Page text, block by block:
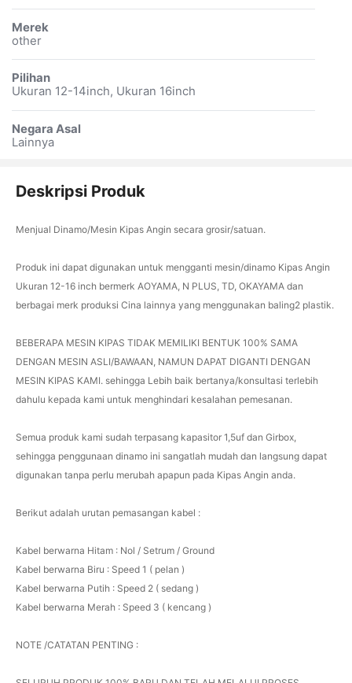
Merek
other
Pilihan
Ukuran 12-14inch, Ukuran 16inch
Negara Asal
Lainnya
Deskripsi Produk
Menjual Dinamo/Mesin Kipas Angin secara grosir/satuan.
Produk ini dapat digunakan untuk mengganti mesin/dinamo Kipas Angin
Ukuran 12-16 inch bermerk AOYAMA, N PLUS, TD, OKAYAMA dan
berbagai merk produksi Cina lainnya yang menggunakan baling2 plastik.
BEBERAPA MESIN KIPAS TIDAK MEMILIKI BENTUK 100% SAMA
DENGAN MESIN ASLI/BAWAAN, NAMUN DAPAT DIGANTI DENGAN
MESIN KIPAS KAMI. sehingga Lebih baik bertanya/konsultasi terlebih
dahulu kepada kami untuk menghindari kesalahan pemesanan.
Semua produk kami sudah terpasang kapasitor 1,5uf dan Girbox,
sehingga penggunaan dinamo ini sangatlah mudah dan langsung dapat
digunakan tanpa perlu merubah apapun pada Kipas Angin anda.
Berikut adalah urutan pemasangan kabel :
Kabel berwarna Hitam : Nol / Setrum / Ground
Kabel berwarna Biru : Speed 1 ( pelan )
Kabel berwarna Putih : Speed 2 ( sedang )
Kabel berwarna Merah : Speed 3 ( kencang )
NOTE /CATATAN PENTING :